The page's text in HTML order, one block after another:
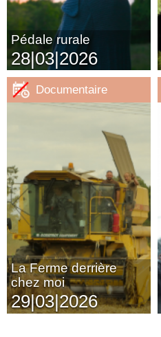
Pédale rurale
28|03|2026
Documentaire
La Ferme derrière
chez moi
29|03|2026